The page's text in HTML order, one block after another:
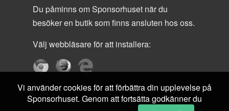
Du påminns om Sponsorhuset när du
besöker en butik som finns ansluten hos oss.
Välj webbläsare för att installera:
Vi använder cookies för att förbättra din upplevelse på
Sponsorhuset. Genom att fortsätta godkänner du